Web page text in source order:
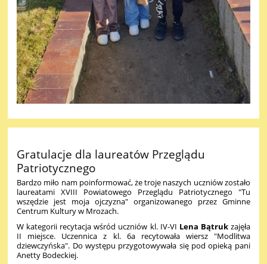
Gratulacje dla laureatów Przeglądu
Patriotycznego
Bardzo miło nam poinformować, że troje naszych uczniów zostało
laureatami XVIII Powiatowego Przeglądu Patriotycznego "Tu
wszędzie jest moja ojczyzna" organizowanego przez Gminne
Centrum Kultury w Mrozach.
W kategorii recytacja wśród uczniów kl. IV-VI Lena Bątruk zajęła
II miejsce. Uczennica z kl. 6a recytowała wiersz "Modlitwa
dziewczyńska". Do występu przygotowywała się pod opieką pani
Anetty Bodeckiej.